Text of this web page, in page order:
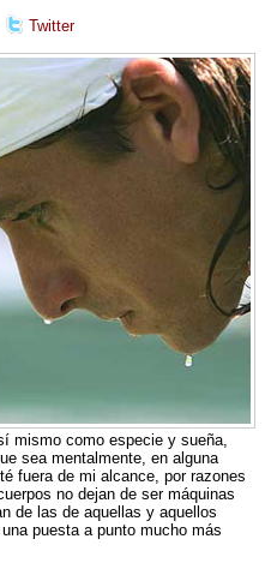
Twitter
mismo como especie y sueña,
sea mentalmente, en alguna
fuera de mi alcance, por razones
no dejan de ser máquinas
de las de aquellas y aquellos
puesta a punto mucho más